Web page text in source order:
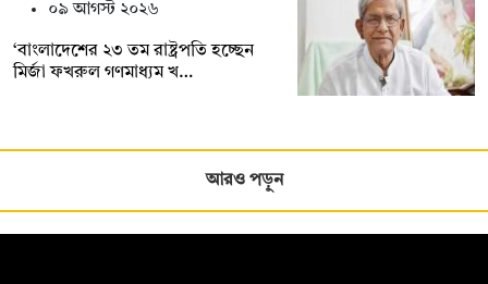
০৯ আগস্ট ২০২৬
‘বাংলাদেশের ২৩ তম রাষ্ট্রপতি হচ্ছেন
মির্জা ফখরুল গণমাধ্যম খ…
আরও পড়ুন